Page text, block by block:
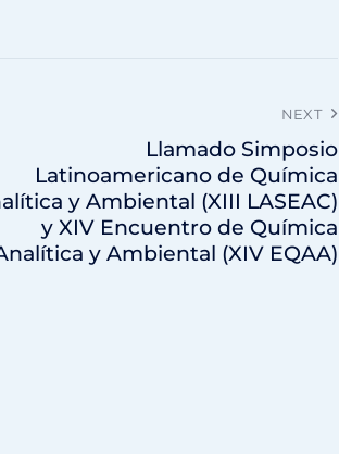
NEXT
Llamado Simposio
Latinoamericano de Química
y Ambiental (XIII LASEAC)
y XIV Encuentro de Química
y Ambiental (XIV EQAA)